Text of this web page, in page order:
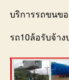
บริการรถขนข
รถ10ล้อรับจ้า